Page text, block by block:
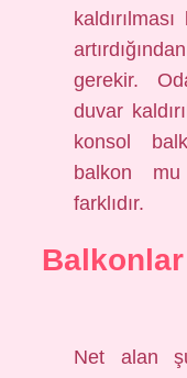
gerekir.
duvar
konsol
balkon
farklıdır.
Net alan